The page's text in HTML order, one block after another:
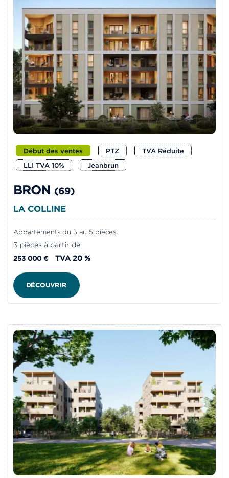
Début des ventes PTZ
TVA Réduite
LLI TVA 10%
Jeanbrun
BRON (69)
LA COLLINE
Appartements du 3 au 5 pièces
3 pièces à partir de
253 000 € TVA 20 %
DÉCOUVRIR